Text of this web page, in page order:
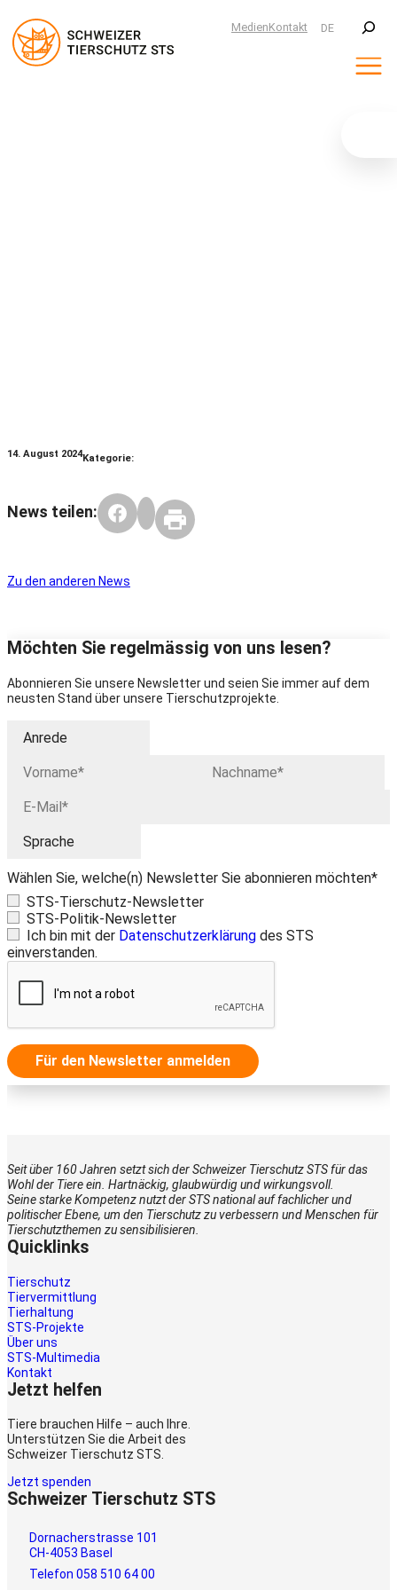
MedienKontakt DE
Suchen
14. August 2024Kategorie:
News teilen:
Zu den anderen News
Möchten Sie regelmässig von uns lesen?
Abonnieren Sie unsere Newsletter und seien Sie immer auf dem
neusten Stand über unsere Tierschutzprojekte.
Wählen Sie, welche(n) Newsletter Sie abonnieren möchten*
STS-Tierschutz-Newsletter
STS-Politik-Newsletter
Ich bin mit der Datenschutzerklärung des STS
einverstanden.
Für den Newsletter anmelden
Seit über 160 Jahren setzt sich der Schweizer Tierschutz STS für das
Wohl der Tiere ein. Hartnäckig, glaubwürdig und wirkungsvoll.
Seine starke Kompetenz nutzt der STS national auf fachlicher und
politischer Ebene, um den Tierschutz zu verbessern und Menschen für
Tierschutzthemen zu sensibilisieren.
Quicklinks
Tierschutz
Tiervermittlung
Tierhaltung
STS-Projekte
Über uns
STS-Multimedia
Kontakt
Jetzt helfen
Tiere brauchen Hilfe – auch Ihre.
Unterstützen Sie die Arbeit des
Schweizer Tierschutz STS.
Jetzt spenden
Schweizer Tierschutz STS
Dornacherstrasse 101
CH-4053 Basel
Telefon 058 510 64 00